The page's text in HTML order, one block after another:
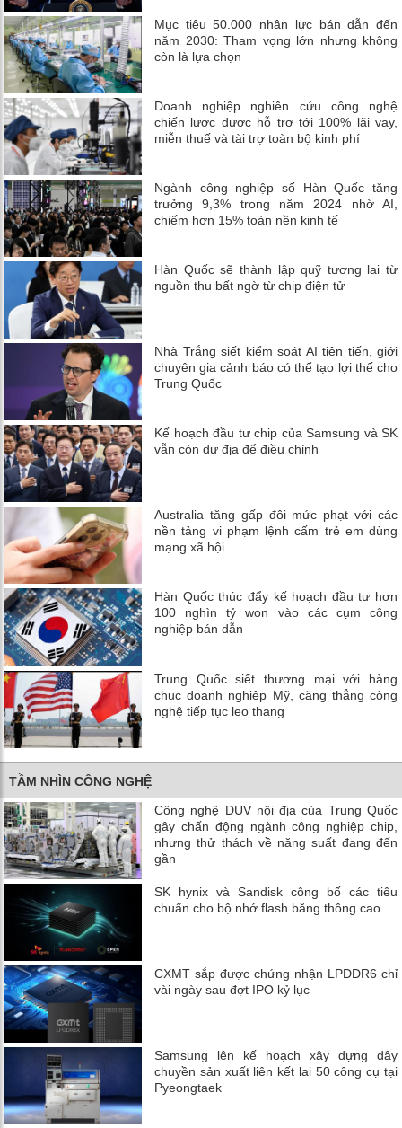
Mục tiêu 50.000 nhân lực bán dẫn đến
năm 2030: Tham vọng lớn nhưng không
còn là lựa chọn
Doanh nghiệp nghiên cứu công nghệ
chiến lược được hỗ trợ tới 100% lãi vay,
miễn thuế và tài trợ toàn bộ kinh phí
Ngành công nghiệp số Hàn Quốc tăng
trưởng 9,3% trong năm 2024 nhờ AI,
chiếm hơn 15% toàn nền kinh tế
Hàn Quốc sẽ thành lập quỹ tương lai từ
nguồn thu bất ngờ từ chip điện tử
Nhà Trắng siết kiểm soát AI tiên tiến, giới
chuyên gia cảnh báo có thể tạo lợi thế cho
Trung Quốc
Kế hoạch đầu tư chip của Samsung và SK
vẫn còn dư địa để điều chỉnh
Australia tăng gấp đôi mức phạt với các
nền tảng vi phạm lệnh cấm trẻ em dùng
mạng xã hội
Hàn Quốc thúc đẩy kế hoạch đầu tư hơn
100 nghìn tỷ won vào các cụm công
nghiệp bán dẫn
Trung Quốc siết thương mại với hàng
chục doanh nghiệp Mỹ, căng thẳng công
nghệ tiếp tục leo thang
TẦM NHÌN CÔNG NGHỆ
Công nghệ DUV nội địa của Trung Quốc
gây chấn động ngành công nghiệp chip,
nhưng thử thách về năng suất đang đến
gần
SK hynix và Sandisk công bố các tiêu
chuẩn cho bộ nhớ flash băng thông cao
CXMT sắp được chứng nhận LPDDR6 chỉ
vài ngày sau đợt IPO kỷ lục
Samsung lên kế hoạch xây dựng dây
chuyền sản xuất liên kết lai 50 công cụ tại
Pyeongtaek